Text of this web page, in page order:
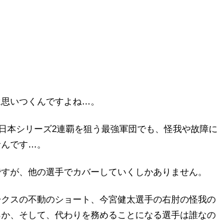
いつくんですよね…。
本シリーズ2連覇を狙う最強軍団でも、怪我や故障に
です…。
が、他の選手でカバーしていくしかありません。
スの不動のショート、今宮健太選手の右肘の怪我の
、そして、代わりを務めることになる選手は誰なの